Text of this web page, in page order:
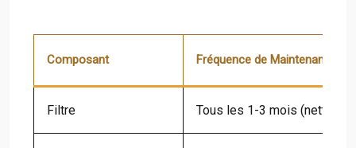
Composant Fréquence de Maintenance
Filtre Tous les 1-3 mois